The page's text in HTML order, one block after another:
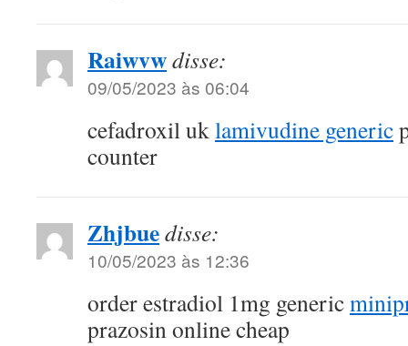
Raiwvwdisse:
09/05/2023 às 06:04
cefadroxil uklamivudine generic
counter
Zhjbuedisse:
10/05/2023 às 12:36
order estradiol 1mg generic
prazosin online cheap